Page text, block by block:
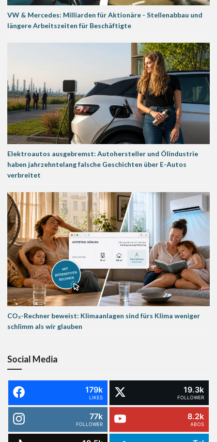
VW & Mercedes: Milliarden für Aktionäre - Stellenabbau und
längere Arbeitszeiten für Beschäftigte
Elektroautos ausgebremst: Autohersteller und Ölindustrie
haben jahrzehntelang falsche Geschichten über E-Autos
verbreitet
CO₂-Rechner beweist: Klimaanlagen sind fürs Klima weniger
schlimm als wir glauben
Social Media
179k
LIKES
19.3k
FOLLOWER
77k
FOLLOWER
8.2k
ABOS